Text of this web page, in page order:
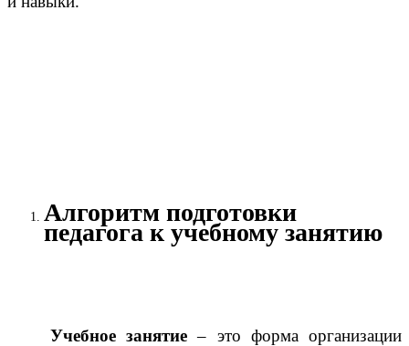
Алгоритм подготовки
педагога к учебному занятию
Учебное занятие – это форма организации